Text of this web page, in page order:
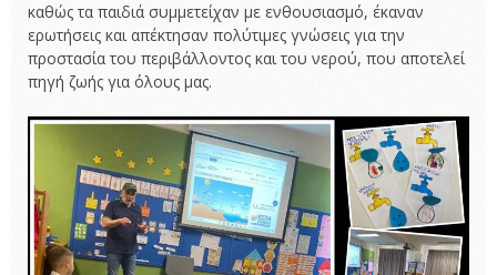
καθώς τα παιδιά συμμετείχαν με ενθουσιασμό, έκαναν
ερωτήσεις και απέκτησαν πολύτιμες γνώσεις για την
προστασία του περιβάλλοντος και του νερού, που αποτελεί
πηγή ζωής για όλους μας.